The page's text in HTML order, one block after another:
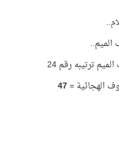
الهجائية =47